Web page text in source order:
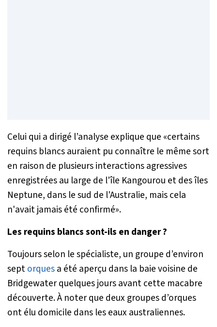
Celui qui a dirigé l’analyse explique que «certains
requins blancs auraient pu connaître le même sort
en raison de plusieurs interactions agressives
enregistrées au large de l'île Kangourou et des îles
Neptune, dans le sud de l'Australie, mais cela
n'avait jamais été confirmé».
Les requins blancs sont-ils en danger ?
Toujours selon le spécialiste, un groupe d’environ
septorquesa été aperçu dans la baie voisine de
Bridgewater quelques jours avant cette macabre
découverte. À noter que deux groupes d’orques
ont élu domicile dans les eaux australiennes.